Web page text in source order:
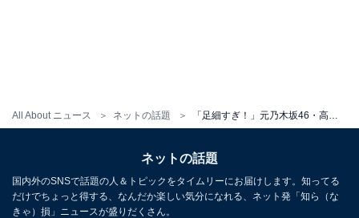
All About ニュース ネットの話題
ネットの話題
国内外のSNSで話題の人＆トピックをタイムリーにお届けします。知ってる
だけでちょっと得する、なんだか楽しい気分になれる、ネット発「知ら（な
きゃ）損」ニュースが盛りだくさん。